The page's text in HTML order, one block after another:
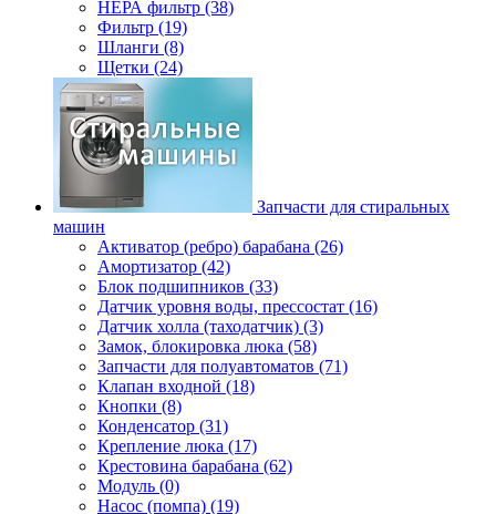
НЕРА фильтр (38)
Фильтр (19)
Шланги (8)
Щетки (24)
Запчасти для стиральных
машин
Активатор (ребро) барабана (26)
Амортизатор (42)
Блок подшипников (33)
Датчик уровня воды, прессостат (16)
Датчик холла (таходатчик) (3)
Замок, блокировка люка (58)
Запчасти для полуавтоматов (71)
Клапан входной (18)
Кнопки (8)
Конденсатор (31)
Крепление люка (17)
Крестовина барабана (62)
Модуль (0)
Насос (помпа) (19)